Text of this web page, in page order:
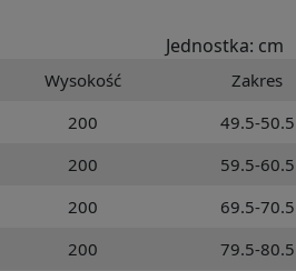
Jednostka: cm
Wysokość
Zakres
200
49.5-50.5
200
59.5-60.5
200
69.5-70.5
200
79.5-80.5